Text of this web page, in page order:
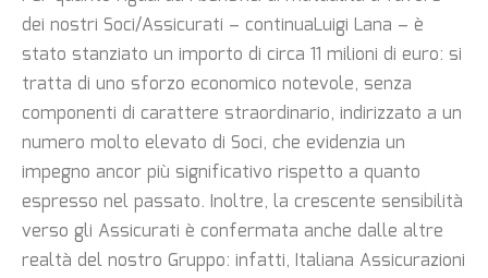
dei nostri Soci/Assicurati – continuaLuigi Lana – è
stato stanziato un importo di circa 11 milioni di euro: si
tratta di uno sforzo economico notevole, senza
componenti di carattere straordinario, indirizzato a un
numero molto elevato di Soci, che evidenzia un
impegno ancor più significativo rispetto a quanto
espresso nel passato. Inoltre, la crescente sensibilità
verso gli Assicurati è confermata anche dalle altre
realtà del nostro Gruppo: infatti, Italiana Assicurazioni